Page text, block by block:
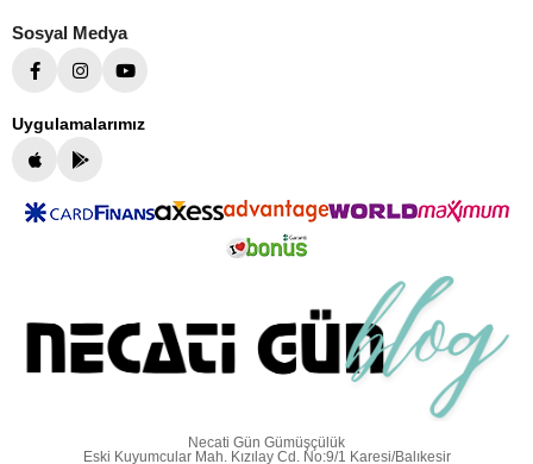
Sosyal Medya
Uygulamalarımız
Necati Gün Gümüşçülük
Eski Kuyumcular Mah. Kızılay Cd. No:9/1 Karesi/Balıkesir